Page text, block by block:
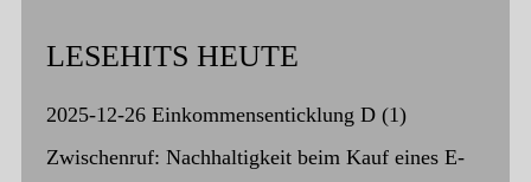
LESEHITS HEUTE
2025-12-26 Einkommensenticklung D (1)
Zwischenruf: Nachhaltigkeit beim Kauf eines E-